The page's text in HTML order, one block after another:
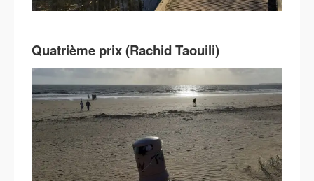
Quatrième prix (Rachid Taouili)